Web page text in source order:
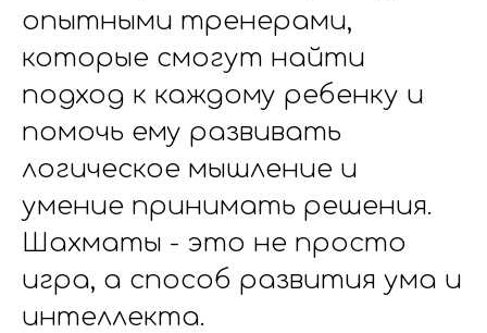
опытными тренерами,
которые смогут найти
подход к каждому ребенку и
помочь ему развивать
логическое мышление и
умение принимать решения.
Шахматы - это не просто
игра, а способ развития ума и
интеллекта.